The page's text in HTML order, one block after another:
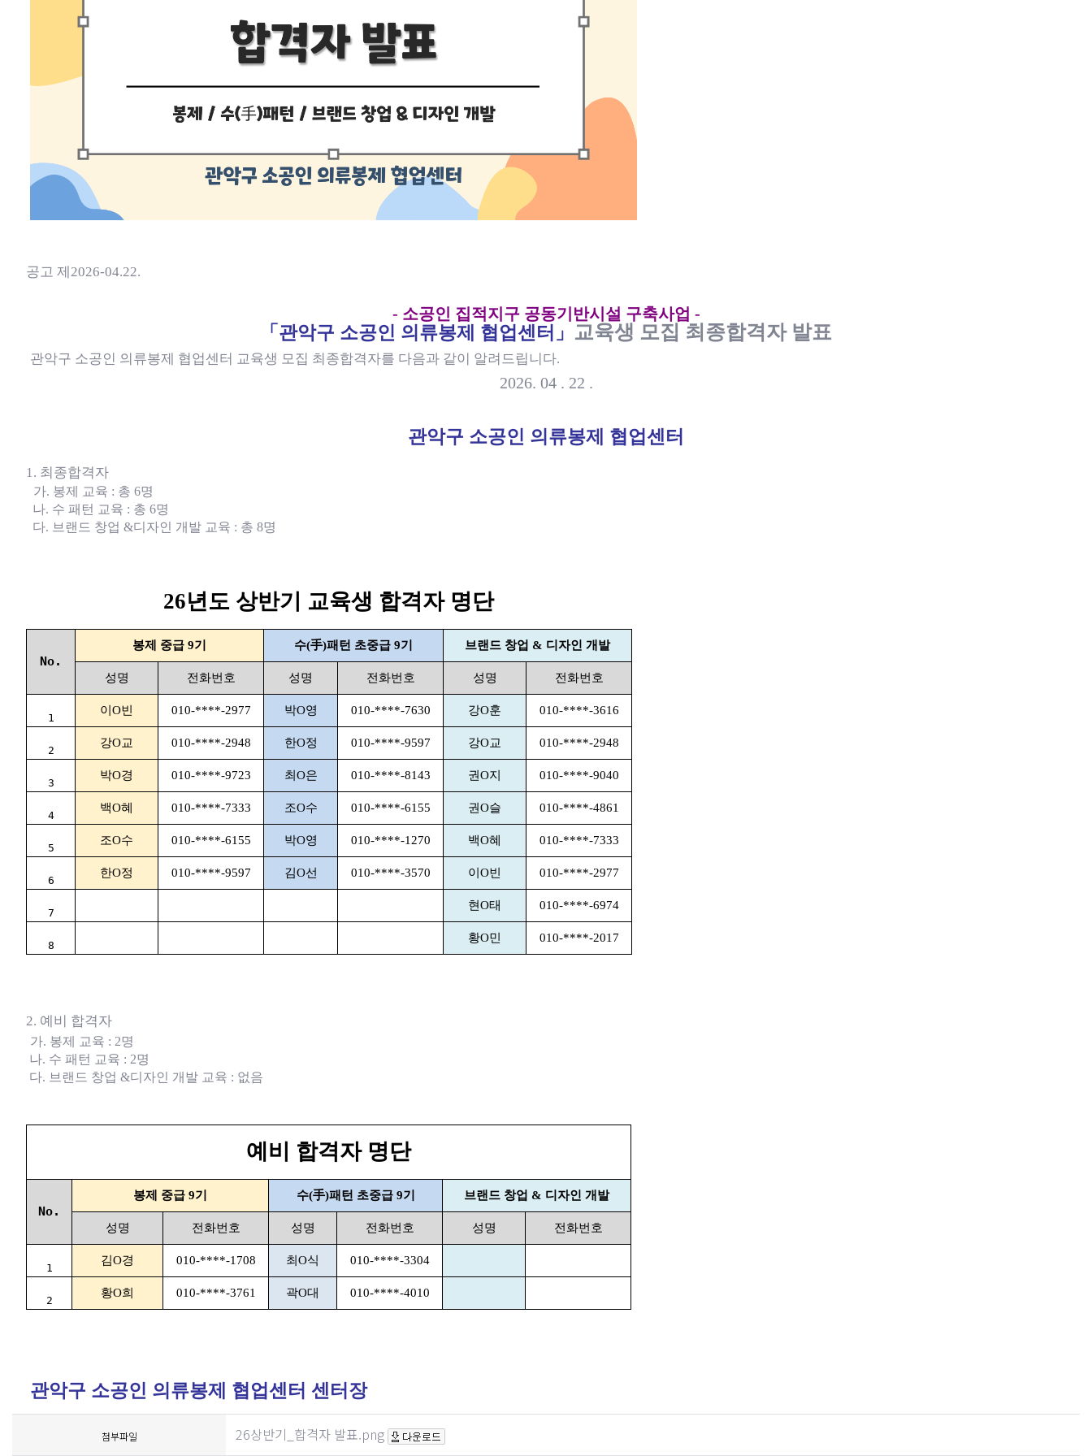
공고 제2026-04.22.
- 소공인 집적지구 공동기반시설 구축사업 -
「 관악구 소공인 의류봉제 협업센터 」 교육생 모집 최종합격자 발표
관악구 소공인 의류봉제 협업센터 교육생 모집 최종합격자를 다음과 같이 알려드립니다.
2026. 04 . 22 .
관악구 소공인 의류봉제 협업센터
1. 최종합격자
가. 봉제 교육 : 총 6명
나. 수 패턴 교육 : 총 6명
다. 브랜드 창업 &디자인 개발 교육 : 총 8명
26년도 상반기 교육생 합격자 명단
No.
봉제 중급 9기 수(手)패턴 초중급 9기 브랜드 창업 & 디자인 개발
성명 전화번호 성명 전화번호 성명 전화번호
1
이O빈 010-****-2977 박O영 010-****-7630 강O훈 010-****-3616
2
강O교 010-****-2948 한O정 010-****-9597 강O교 010-****-2948
3
박O경 010-****-9723 최O은 010-****-8143 권O지 010-****-9040
4
백O혜 010-****-7333 조O수 010-****-6155 권O슬 010-****-4861
5
조O수 010-****-6155 박O영 010-****-1270 백O혜 010-****-7333
6
한O정 010-****-9597 김O선 010-****-3570 이O빈 010-****-2977
7
현O태 010-****-6974
8
황O민 010-****-2017
2. 예비 합격자
가. 봉제 교육 : 2명
나. 수 패턴 교육 : 2명
다. 브랜드 창업 &디자인 개발 교육 : 없음
예비 합격자 명단
No.
봉제 중급 9기 수(手)패턴 초중급 9기 브랜드 창업 & 디자인 개발
성명 전화번호 성명 전화번호 성명 전화번호
1
김O경 010-****-1708 최O식 010-****-3304
2
황O희 010-****-3761 곽O대 010-****-4010
관악구 소공인 의류봉제 협업센터 센터장
첨부파일 26상반기_합격자 발표.png